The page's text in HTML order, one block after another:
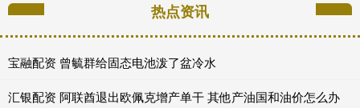
热点资讯
宝融配资 曾毓群给固态电池泼了盆冷水
汇银配资 阿联酋退出欧佩克增产单干 其他产油国和油价怎么办